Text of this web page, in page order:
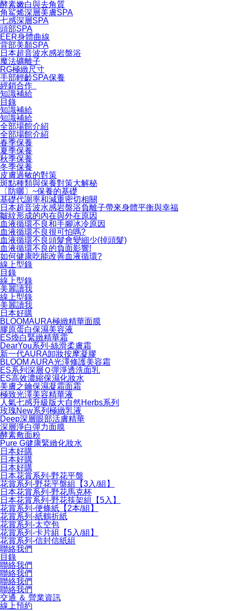
酵素嫩白與去角質
角鯊烯深層美膚SPA
七感深層SPA
頭部SPA
EER身體曲線
背部美顏SPA
日本超音波水感岩盤浴
魔法礦離子
RG極緻尺寸
手部輕齡SPA保養
經銷合作
知識補給
目錄
知識補給
知識補給
全部場館介紹
全部場館介紹
春季保養
夏季保養
秋季保養
冬季保養
皮膚過敏的對策
斑點種類與保養對策大解秘
〔防曬〕~保養的基礎
基礎代謝率和減重密切相關
日本超音波水感岩盤浴負離子帶來身體平衡與幸福
皺紋形成的內在與外在原因
血液循環不良和手腳冰冷原因
血液循環不良很可怕嗎?
血液循環不良頭髮會變細少(掉頭髮)
血液循環不良的負面影響!
如何健康吃能改善血液循環?
線上型錄
目錄
線上型錄
美麗讀我
線上型錄
美麗讀我
日本好購
BLOOMAURA極緻精華面膜
膠原蛋白保濕美容液
ES煥白緊緻精華霜
DearYou系列-絲滑柔膚霜
新一代AURA卸妝按摩凝膠
BLOOM AURA光澤修護美容霜
ES系列深層Ｑ彈淨透洗面乳
ES高效濃縮保濕化妝水
美膚之鑰保濕凝霜面霜
極致光澤美容精華液
人氣七感升級版大自然Herbs系列
玫瑰New系列極緻乳液
Deep深層眼部活膚精華
深層淨白彈力面膜
酵素敷面粉
Pure G健康緊緻化妝水
日本好購
日本好購
日本好購
日本花賞系列-野花平盤
花賞系列-野花平盤組【3入/組】
日本花賞系列-野花馬克杯
日本花賞系列-野花筷架組【5入】
花賞系列-便條紙【2本/組】
花賞系列-紙鶴折紙
花賞系列-太空包
花賞系列-卡片組【5入/組】
花賞系列-信封信紙組
聯絡我們
目錄
聯絡我們
聯絡我們
聯絡我們
聯絡我們
交通 ＆ 營業資訊
線上預約